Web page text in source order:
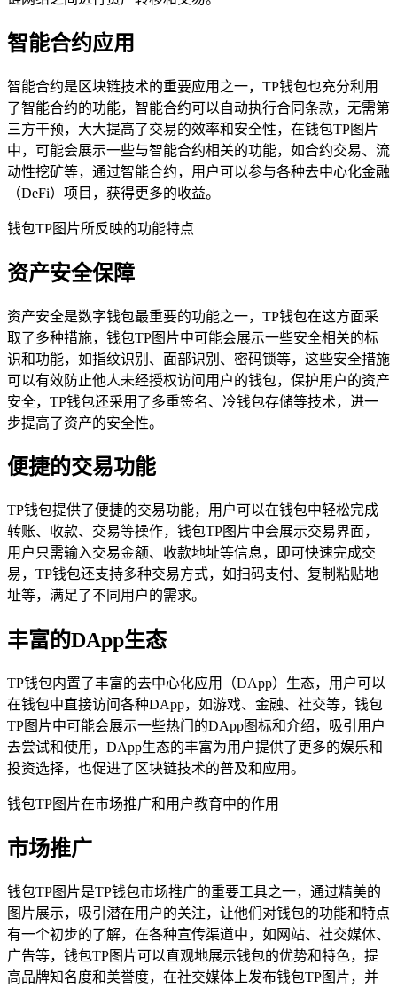
智能合约应用
智能合约是区块链技术的重要应用之一，TP钱包也充分利用
了智能合约的功能，智能合约可以自动执行合同条款，无需第
三方干预，大大提高了交易的效率和安全性，在钱包TP图片
中，可能会展示一些与智能合约相关的功能，如合约交易、流
动性挖矿等，通过智能合约，用户可以参与各种去中心化金融
（DeFi）项目，获得更多的收益。
钱包TP图片所反映的功能特点
资产安全保障
资产安全是数字钱包最重要的功能之一，TP钱包在这方面采
取了多种措施，钱包TP图片中可能会展示一些安全相关的标
识和功能，如指纹识别、面部识别、密码锁等，这些安全措施
可以有效防止他人未经授权访问用户的钱包，保护用户的资产
安全，TP钱包还采用了多重签名、冷钱包存储等技术，进一
步提高了资产的安全性。
便捷的交易功能
TP钱包提供了便捷的交易功能，用户可以在钱包中轻松完成
转账、收款、交易等操作，钱包TP图片中会展示交易界面，
用户只需输入交易金额、收款地址等信息，即可快速完成交
易，TP钱包还支持多种交易方式，如扫码支付、复制粘贴地
址等，满足了不同用户的需求。
丰富的DApp生态
TP钱包内置了丰富的去中心化应用（DApp）生态，用户可以
在钱包中直接访问各种DApp，如游戏、金融、社交等，钱包
TP图片中可能会展示一些热门的DApp图标和介绍，吸引用户
去尝试和使用，DApp生态的丰富为用户提供了更多的娱乐和
投资选择，也促进了区块链技术的普及和应用。
钱包TP图片在市场推广和用户教育中的作用
市场推广
钱包TP图片是TP钱包市场推广的重要工具之一，通过精美的
图片展示，吸引潜在用户的关注，让他们对钱包的功能和特点
有一个初步的了解，在各种宣传渠道中，如网站、社交媒体、
广告等，钱包TP图片可以直观地展示钱包的优势和特色，提
高品牌知名度和美誉度，在社交媒体上发布钱包TP图片，并